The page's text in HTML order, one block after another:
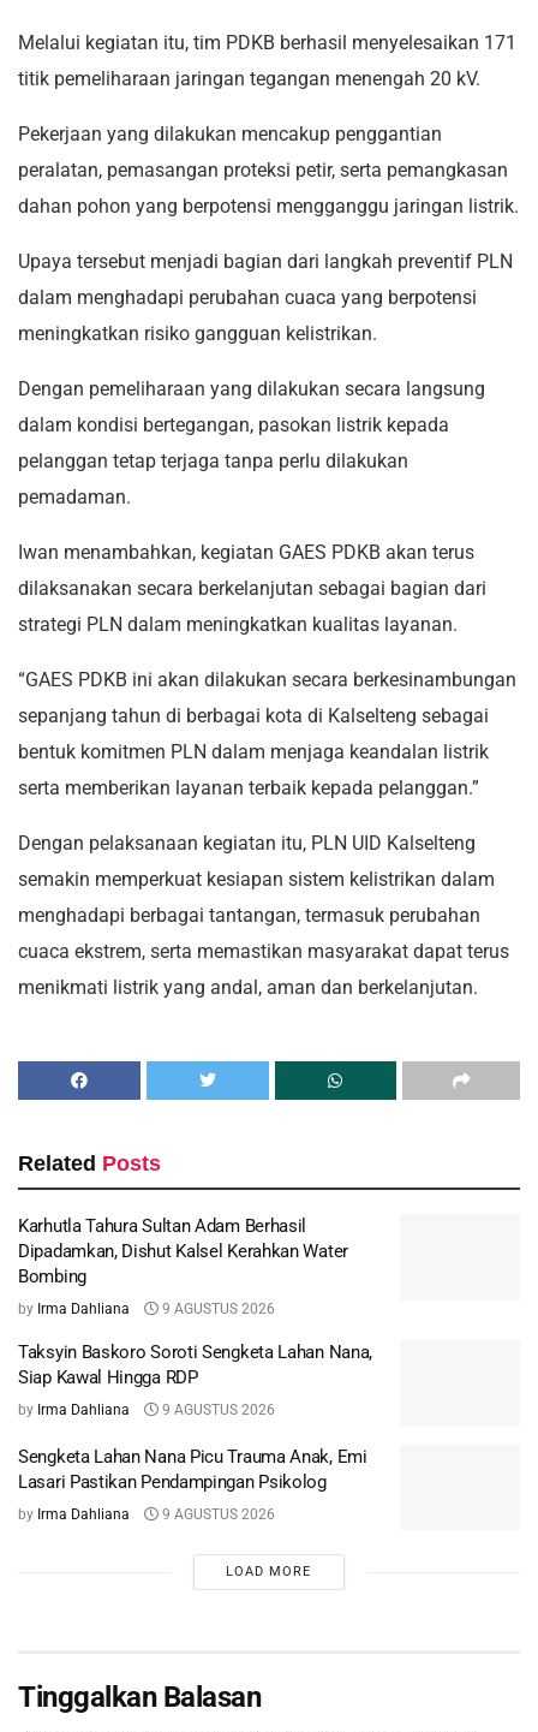
Melalui kegiatan itu, tim PDKB berhasil menyelesaikan 171
titik pemeliharaan jaringan tegangan menengah 20 kV.
Pekerjaan yang dilakukan mencakup penggantian
peralatan, pemasangan proteksi petir, serta pemangkasan
dahan pohon yang berpotensi mengganggu jaringan listrik.
Upaya tersebut menjadi bagian dari langkah preventif PLN
dalam menghadapi perubahan cuaca yang berpotensi
meningkatkan risiko gangguan kelistrikan.
Dengan pemeliharaan yang dilakukan secara langsung
dalam kondisi bertegangan, pasokan listrik kepada
pelanggan tetap terjaga tanpa perlu dilakukan
pemadaman.
Iwan menambahkan, kegiatan GAES PDKB akan terus
dilaksanakan secara berkelanjutan sebagai bagian dari
strategi PLN dalam meningkatkan kualitas layanan.
“GAES PDKB ini akan dilakukan secara berkesinambungan
sepanjang tahun di berbagai kota di Kalselteng sebagai
bentuk komitmen PLN dalam menjaga keandalan listrik
serta memberikan layanan terbaik kepada pelanggan.”
Dengan pelaksanaan kegiatan itu, PLN UID Kalselteng
semakin memperkuat kesiapan sistem kelistrikan dalam
menghadapi berbagai tantangan, termasuk perubahan
cuaca ekstrem, serta memastikan masyarakat dapat terus
menikmati listrik yang andal, aman dan berkelanjutan.
Related Posts
Karhutla Tahura Sultan Adam Berhasil
Dipadamkan, Dishut Kalsel Kerahkan Water
Bombing
by Irma Dahliana 9 AGUSTUS 2026
Taksyin Baskoro Soroti Sengketa Lahan Nana,
Siap Kawal Hingga RDP
by Irma Dahliana 9 AGUSTUS 2026
Sengketa Lahan Nana Picu Trauma Anak, Emi
Lasari Pastikan Pendampingan Psikolog
by Irma Dahliana 9 AGUSTUS 2026
LOAD MORE
Tinggalkan Balasan